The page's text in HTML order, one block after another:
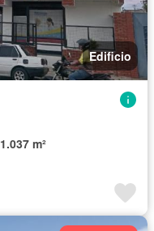
Edificio
1.037 m²